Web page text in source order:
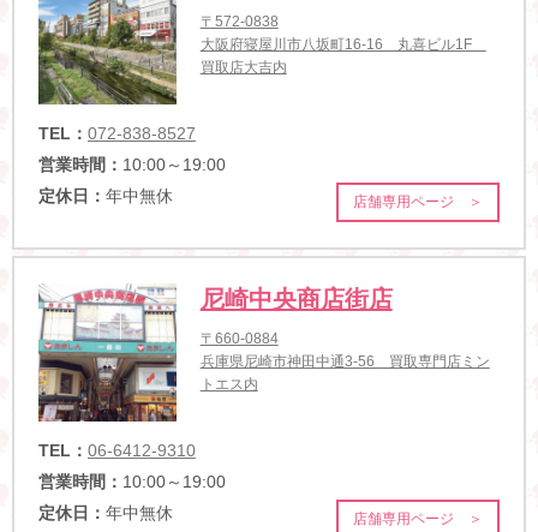
〒572-0838
大阪府寝屋川市八坂町16-16 丸喜ビル1F
買取店大吉内
TEL： 072-838-8527
営業時間： 10:00～19:00
定休日： 年中無休 店舗専用ページ ＞
尼崎中央商店街店
〒660-0884
兵庫県尼崎市神田中通3-56 買取専門店ミン
トエス内
TEL： 06-6412-9310
営業時間： 10:00～19:00
定休日： 年中無休 店舗専用ページ ＞